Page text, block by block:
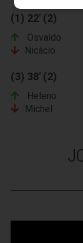
(1) 22' (2)
Osvaldo
Nicácio
(3) 38' (2)
Heleno
Michel